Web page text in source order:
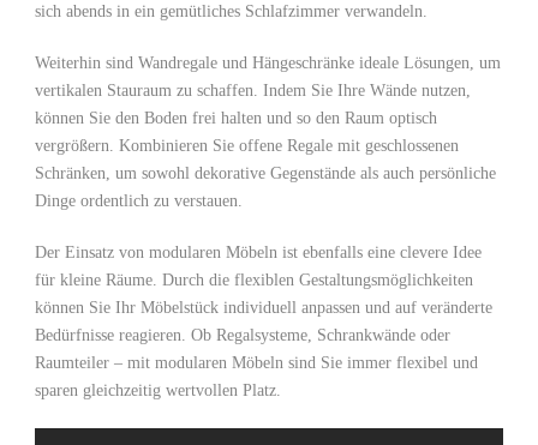
sich abends in ‍ein gemütliches ⁤Schlafzimmer verwandeln.
Weiterhin sind Wandregale und Hängeschränke ideale Lösungen,​ um
vertikalen Stauraum zu schaffen. Indem Sie Ihre Wände nutzen,
können Sie den Boden frei halten und so den Raum optisch ​
vergrößern. Kombinieren Sie offene Regale mit geschlossenen⁣
Schränken, um sowohl dekorative Gegenstände als auch persönliche
Dinge ordentlich ​zu verstauen.
Der Einsatz von modularen Möbeln ist ebenfalls eine clevere Idee
für kleine Räume. Durch die flexiblen Gestaltungsmöglichkeiten
können Sie Ihr Möbelstück individuell anpassen und auf veränderte ​
Bedürfnisse reagieren. ‍Ob Regalsysteme, Schrankwände oder
Raumteiler – mit modularen⁣ Möbeln sind Sie immer flexibel‌ und
sparen gleichzeitig wertvollen Platz.